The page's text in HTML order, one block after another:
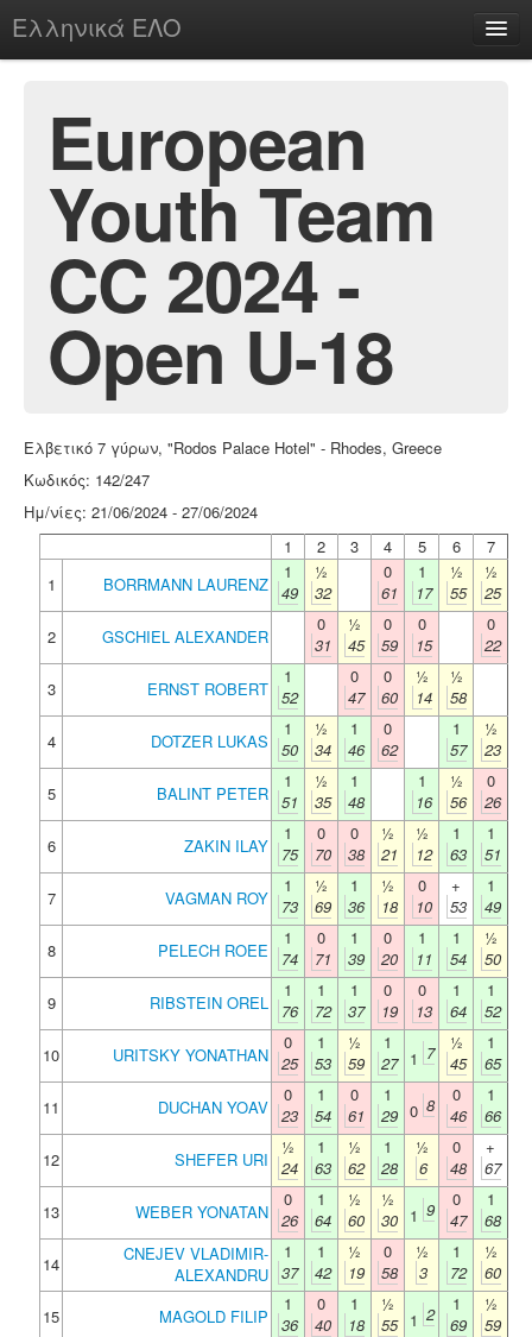
Ελληνικά ΕΛΟ
chesstu.be @ discord
European
Youth Team
CC 2024 -
Open U-18
Ελβετικό 7 γύρων, "Rodos Palace Hotel" - Rhodes, Greece
Κωδικός: 142/247
Ημ/νίες: 21/06/2024 - 27/06/2024
1
2 3 4 5 6
7
1
BORRMANN LAURENZ
1
49
½
32
0
61
1
17
½
55
½
25
2
GSCHIEL ALEXANDER
0
31
½
45
0
59
0
15
0
22
3
ERNST ROBERT
1
52
0
47
0
60
½
14
½
58
4
DOTZER LUKAS
1
50
½
34
1
46
0
62
1
57
½
23
5
BALINT PETER
1
51
½
35
1
48
1
16
½
56
0
26
6
ZAKIN ILAY
1
75
0
70
0
38
½
21
½
12
1
63
1
51
7
VAGMAN ROY
1
73
½
69
1
36
½
18
0
10
+
53
1
49
8
PELECH ROEE
1
74
0
71
1
39
0
20
1
11
1
54
½
50
9
RIBSTEIN OREL
1
76
1
72
1
37
0
19
0
13
1
64
1
52
10
URITSKY YONATHAN
0
25
1
53
½
59
1
27 1 7
½
45
1
65
11
DUCHAN YOAV
0
23
1
54
0
61
1
29 0 8
0
46
1
66
12
SHEFER URI
½
24
1
63
½
62
1
28
½
6
0
48
+
67
13
WEBER YONATAN
0
26
1
64
½
60
½
30 1 9
0
47
1
68
14
CNEJEV VLADIMIR-
ALEXANDRU
1
37
1
42
½
19
0
58
½
3
1
72
½
60
15
MAGOLD FILIP
1
36
0
40
1
18
½
55 1 2
1
69
½
59